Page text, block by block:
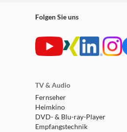
Folgen Sie uns
TV & Audio
Fernseher
Heimkino
DVD- & Blu-ray-Player
Empfangstechnik